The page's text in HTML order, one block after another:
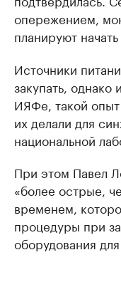
опережением,
планируют
Источники
закупать, однако
ИЯФе, такой опыт
их делали для
национальной
При этом Павел
«более острые,
временем,
процедуры при
оборудования